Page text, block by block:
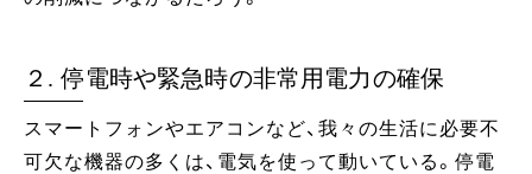
２. 停電時や緊急時の非常用電力の確保
スマートフォンやエアコンなど、我々の生活に必要不
可欠な機器の多くは、電気を使って動いている。停電